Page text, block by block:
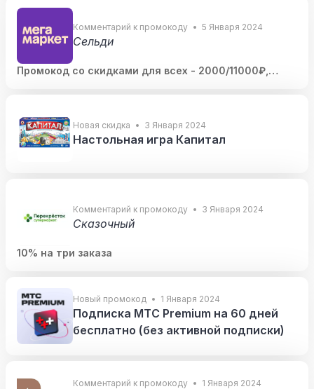
Комментарий к промокоду 5 Января 2024
Сельди
Промокод со скидками для всех - 2000/11000₽,
Новая скидка 3 Января 2024
Настольная игра Капитал
Комментарий к промокоду 3 Января 2024
Сказочный
10% на три заказа
Новый промокод 1 Января 2024
Подписка МТС Premium на 60 дней
бесплатно (без активной подписки)
Комментарий к промокоду 1 Января 2024